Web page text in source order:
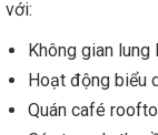
với:
Không gian lung
Hoạt động biểu
Quán café